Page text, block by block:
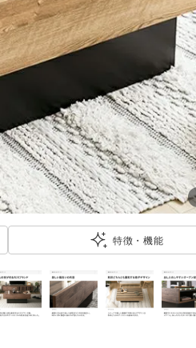
特徴・機能